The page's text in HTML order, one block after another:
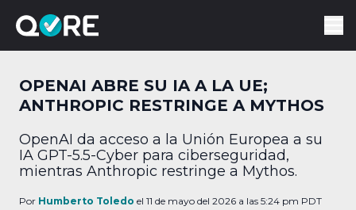
OPENAI ABRE SU IA A LA UE;
ANTHROPIC RESTRINGE A MYTHOS
OpenAI da acceso a la Unión Europea a su
IA GPT-5.5-Cyber para ciberseguridad,
mientras Anthropic restringe a Mythos.
Por Humberto Toledo el 11 de mayo del 2026 a las 5:24 pm PDT